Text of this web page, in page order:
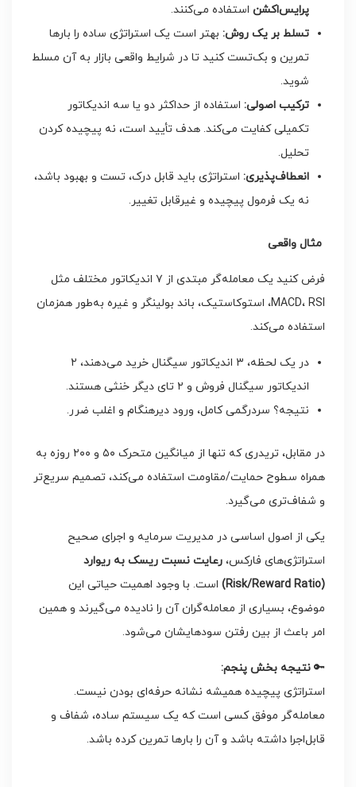
پرایس‌اکشن استفاده می‌کنند.
تسلط بر یک روش: بهتر است یک استراتژی ساده را بارها
تمرین و بک‌تست کنید تا در شرایط واقعی بازار به آن مسلط
شوید.
ترکیب اصولی: استفاده از حداکثر دو یا سه اندیکاتور
تکمیلی کفایت می‌کند. هدف تأیید است، نه پیچیده کردن
تحلیل.
انعطاف‌پذیری: استراتژی باید قابل درک، تست و بهبود باشد،
نه یک فرمول پیچیده و غیرقابل تغییر.
مثال واقعی
فرض کنید یک معامله‌گر مبتدی از ۷ اندیکاتور مختلف مثل
MACD، RSI، استوکاستیک، باند بولینگر و غیره به‌طور همزمان
استفاده می‌کند.
در یک لحظه، ۳ اندیکاتور سیگنال خرید می‌دهند، ۲
اندیکاتور سیگنال فروش و ۲ تای دیگر خنثی هستند.
نتیجه؟ سردرگمی کامل، ورود دیرهنگام و اغلب ضرر.
در مقابل، تریدری که تنها از میانگین متحرک ۵۰ و ۲۰۰ روزه به
همراه سطوح حمایت/مقاومت استفاده می‌کند، تصمیم سریع‌تر
و شفاف‌تری می‌گیرد.
یکی از اصول اساسی در مدیریت سرمایه و اجرای صحیح
استراتژی‌های فارکس، رعایت نسبت ریسک به ریوارد
(Risk/Reward Ratio)
است. با وجود اهمیت حیاتی این
موضوع، بسیاری از معامله‌گران آن را نادیده می‌گیرند و همین
امر باعث از بین رفتن سودهایشان می‌شود.
🔑 نتیجه بخش پنجم:
استراتژی پیچیده همیشه نشانه حرفه‌ای بودن نیست.
معامله‌گر موفق کسی است که یک سیستم ساده، شفاف و
قابل‌اجرا داشته باشد و آن را بارها تمرین کرده باشد.